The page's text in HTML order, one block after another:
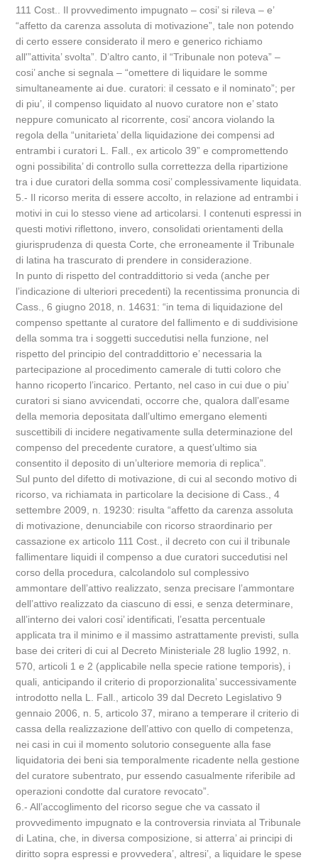
111 Cost.. Il provvedimento impugnato – cosi’ si rileva – e’
“affetto da carenza assoluta di motivazione”, tale non potendo
di certo essere considerato il mero e generico richiamo
all'”attivita’ svolta”. D’altro canto, il “Tribunale non poteva” –
cosi’ anche si segnala – “omettere di liquidare le somme
simultaneamente ai due. curatori: il cessato e il nominato”; per
di piu’, il compenso liquidato al nuovo curatore non e’ stato
neppure comunicato al ricorrente, cosi’ ancora violando la
regola della “unitarieta’ della liquidazione dei compensi ad
entrambi i curatori L. Fall., ex articolo 39” e compromettendo
ogni possibilita’ di controllo sulla correttezza della ripartizione
tra i due curatori della somma cosi’ complessivamente liquidata.
5.- Il ricorso merita di essere accolto, in relazione ad entrambi i
motivi in cui lo stesso viene ad articolarsi. I contenuti espressi in
questi motivi riflettono, invero, consolidati orientamenti della
giurisprudenza di questa Corte, che erroneamente il Tribunale
di latina ha trascurato di prendere in considerazione.
In punto di rispetto del contraddittorio si veda (anche per
l’indicazione di ulteriori precedenti) la recentissima pronuncia di
Cass., 6 giugno 2018, n. 14631: “in tema di liquidazione del
compenso spettante al curatore del fallimento e di suddivisione
della somma tra i soggetti succedutisi nella funzione, nel
rispetto del principio del contraddittorio e’ necessaria la
partecipazione al procedimento camerale di tutti coloro che
hanno ricoperto l’incarico. Pertanto, nel caso in cui due o piu’
curatori si siano avvicendati, occorre che, qualora dall’esame
della memoria depositata dall’ultimo emergano elementi
suscettibili di incidere negativamente sulla determinazione del
compenso del precedente curatore, a quest’ultimo sia
consentito il deposito di un’ulteriore memoria di replica”.
Sul punto del difetto di motivazione, di cui al secondo motivo di
ricorso, va richiamata in particolare la decisione di Cass., 4
settembre 2009, n. 19230: risulta “affetto da carenza assoluta
di motivazione, denunciabile con ricorso straordinario per
cassazione ex articolo 111 Cost., il decreto con cui il tribunale
fallimentare liquidi il compenso a due curatori succedutisi nel
corso della procedura, calcolandolo sul complessivo
ammontare dell’attivo realizzato, senza precisare l’ammontare
dell’attivo realizzato da ciascuno di essi, e senza determinare,
all’interno dei valori cosi’ identificati, l’esatta percentuale
applicata tra il minimo e il massimo astrattamente previsti, sulla
base dei criteri di cui al Decreto Ministeriale 28 luglio 1992, n.
570, articoli 1 e 2 (applicabile nella specie ratione temporis), i
quali, anticipando il criterio di proporzionalita’ successivamente
introdotto nella L. Fall., articolo 39 dal Decreto Legislativo 9
gennaio 2006, n. 5, articolo 37, mirano a temperare il criterio di
cassa della realizzazione dell’attivo con quello di competenza,
nei casi in cui il momento solutorio conseguente alla fase
liquidatoria dei beni sia temporalmente ricadente nella gestione
del curatore subentrato, pur essendo casualmente riferibile ad
operazioni condotte dal curatore revocato”.
6.- All’accoglimento del ricorso segue che va cassato il
provvedimento impugnato e la controversia rinviata al Tribunale
di Latina, che, in diversa composizione, si atterra’ ai principi di
diritto sopra espressi e provvedera’, altresi’, a liquidare le spese